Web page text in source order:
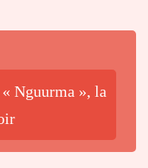
Nguurma », la